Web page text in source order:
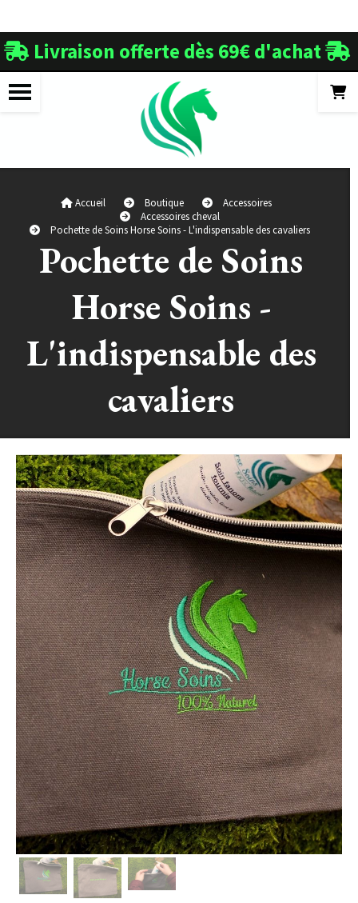
 Livraison offerte dès 69€ d'achat 
Accueil Boutique
Accessoires
Accessoires cheval
Pochette de Soins Horse Soins - L'indispensable des cavaliers
Pochette de Soins
Horse Soins -
L'indispensable des
cavaliers